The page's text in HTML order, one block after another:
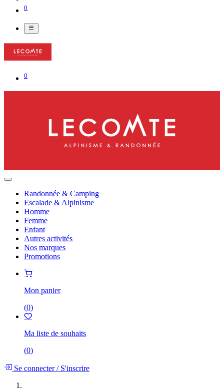
0
0
Randonnée & Camping
Escalade & Alpinisme
Homme
Femme
Enfant
Autres activités
Nos marques
Promotions
Mon panier
(0)
Ma liste de souhaits
(0)
Se connecter/S'inscrire